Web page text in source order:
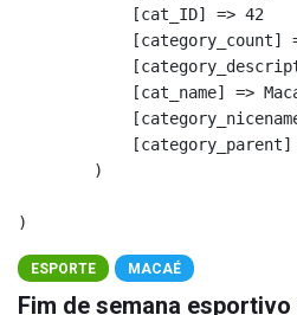
            [cat_ID] => 42
[category_count]
[cat_name] =>
[category_parent]
        )
ESPORTE MACAÉ
Fim de semana